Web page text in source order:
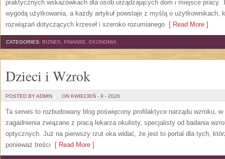
praktycznych wskazówkach dla osób urządzających dom i miejsce pracy.
wygodą użytkowania, a każdy artykuł powstaje z myślą o użytkownikach,
rozwiązań dotyczących krzeseł i szeroko rozumianego [ Read More ]
CATEGORIES: BIZNES, FINANSE, EKONOMIA
Dzieci i Wzrok
POSTED BY ADMIN ON KWIECIEŃ - 9 - 2026
Ta serwis to rozbudowany blog poświęcony profilaktyce narządu wzroku,
zagadnienia związane z pracą lekarza okulisty, specjalisty od badania
optycznych. Już na pierwszy rzut oka widać, że jest to portal dla tych,
ponieważ treści [ Read More ]